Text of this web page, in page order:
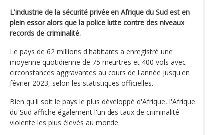
L'industrie de la sécurité privée en Afrique du Sud est en
plein essor alors que la police lutte contre des niveaux
records de criminalité.
Le pays de 62 millions d'habitants a enregistré une
moyenne quotidienne de 75 meurtres et 400 vols avec
circonstances aggravantes au cours de l'année jusqu'en
février 2023, selon les statistiques officielles.
Bien qu'il soit le pays le plus développé d'Afrique, l'Afrique
du Sud affiche également l'un des taux de criminalité
violente les plus élevés au monde.